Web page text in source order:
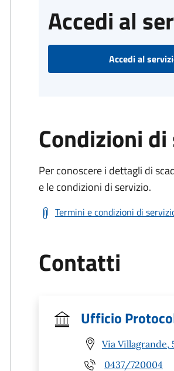
Accedi al
Accedi al
Condizioni
Per conoscere i dettagli di
e le condizioni di servizio.
Termini e condizioni di
Contatti
Ufficio
Via Villagrande,
0437/720004